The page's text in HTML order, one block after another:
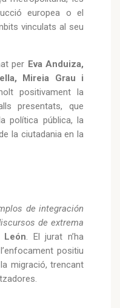
europea o el
vinculats al seu
per Eva Anduiza,
Mireia Grau i
positivament la
presentats, que
política pública, la
la ciutadania en la
de integración
de extrema
León. El jurat n’ha
positiu
migració, trencant